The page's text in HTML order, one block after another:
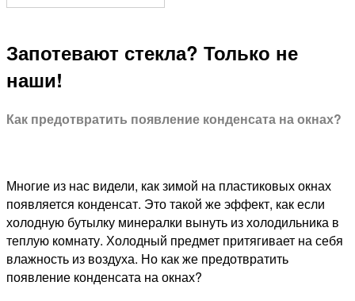
Запотевают стекла? Только не
наши!
Как предотвратить появление конденсата на окнах?
Многие из нас видели, как зимой на пластиковых окнах
появляется конденсат. Это такой же эффект, как если
холодную бутылку минералки вынуть из холодильника в
теплую комнату. Холодный предмет притягивает на себя
влажность из воздуха. Но как же предотвратить
появление конденсата на окнах?